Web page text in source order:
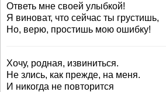
Ответь мне своей улыбкой!
Я виноват, что сейчас ты грустишь,
Но, верю, простишь мою ошибку!
Хочу, родная, извиниться.
Не злись, как прежде, на меня.
И никогда не повторится